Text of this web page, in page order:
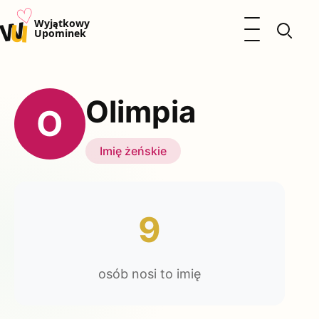
u♡Wyjątkowy
Upominek
Otwórz menu
Kalendarz Imienin
Okazje
Katalog prezentów
O Olimpia
Imię żeńskie
9
osób nosi to imię